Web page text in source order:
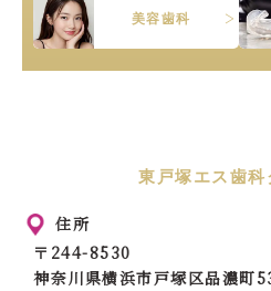
美容歯科
東戸塚エス歯科
住所
〒244-8530
神奈川県横浜市戸塚区品濃町